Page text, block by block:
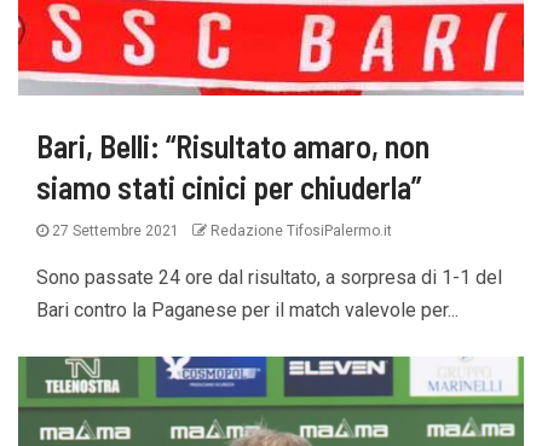
Bari, Belli: “Risultato amaro, non
siamo stati cinici per chiuderla”
27 Settembre 2021 Redazione TifosiPalermo.it
Sono passate 24 ore dal risultato, a sorpresa di 1-1 del
Bari contro la Paganese per il match valevole per...